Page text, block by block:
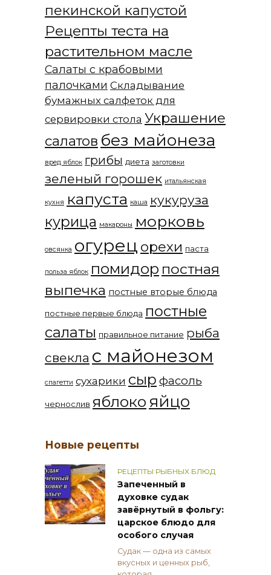
пекинской капустой
Рецепты теста на
растительном масле
Салаты с крабовыми
палочками Складывание
бумажных салфеток для
сервировки стола Украшение
салатов без майонеза
вред яблок грибы диета заготовки
зеленый горошек итальянская
кухня капуста каша кукуруза
курица макароны морковь
овсянка огурец орехи паста
польза яблок помидор постная
выпечка постные вторые блюда
постные первые блюда постные
салаты правильное питание рыба
свекла с майонезом
спагетти сухарики сыр фасоль
чернослив яблоко яйцо
Новые рецепты
РЕЦЕПТЫ РЫБНЫХ БЛЮД
Запеченный в
духовке судак
завёрнутый в фольгу:
царское блюдо для
особого случая
Судак — одна из самых
вкусных и ценных рыб,